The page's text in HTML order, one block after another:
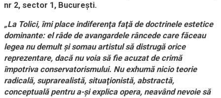
nr 2, sector 1, Bucureşti.
„La Tolici, îmi place indiferenţa faţă de doctrinele estetice
dominante: el râde de avangardele râncede care făceau
legea nu demult şi somau artistul să distrugă orice
reprezentare, dacă nu voia să fie acuzat de crimă
împotriva conservatorismului. Nu exhumă nicio teorie
radicală, suprarealistă, situaţionistă, abstractă,
conceptuală pentru a-şi explica opera, neavând nevoie să